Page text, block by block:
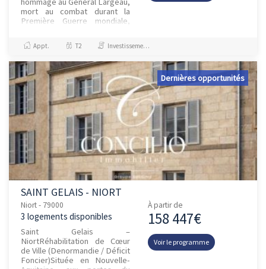
mort au combat durant la
Première Guerre mondiale,
Appt. T2 Investissement et Défiscalisation
Dernières opportunités
SAINT GELAIS - NIORT
Niort - 79000
3 logements disponibles
Saint Gelais –
NiortRéhabilitation de Cœur
de Ville (Denormandie / Déficit
Foncier)Située en Nouvelle-
À partir de
158 447€
Voir le programme